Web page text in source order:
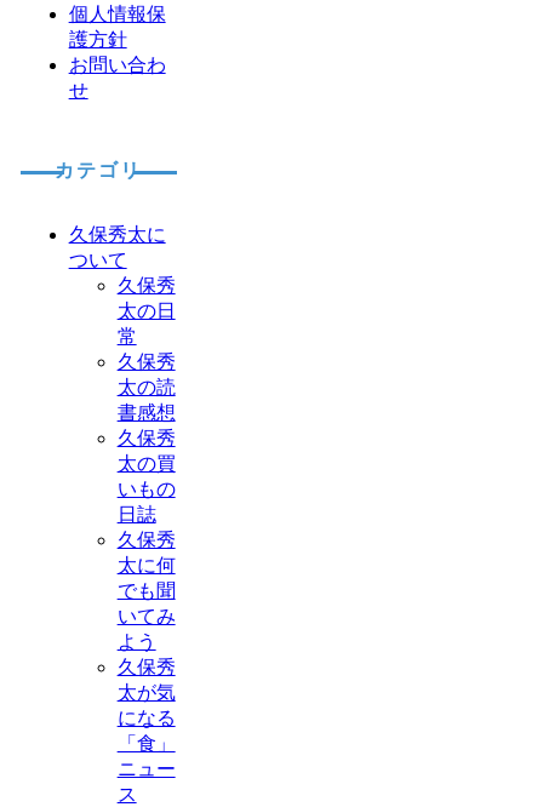
個人情報保
護方針
お問い合わ
せ
カテゴリ
久保秀太に
ついて
久保秀
太の日
常
久保秀
太の読
書感想
久保秀
太の買
いもの
日誌
久保秀
太に何
でも聞
いてみ
よう
久保秀
太が気
になる
「食」
ニュー
ス